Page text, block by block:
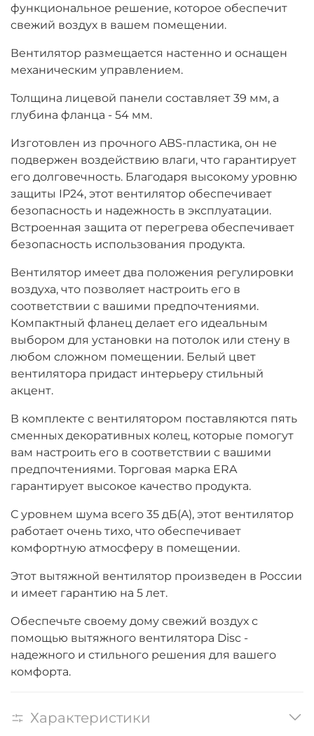
функциональное решение, которое обеспечит
свежий воздух в вашем помещении.
Вентилятор размещается настенно и оснащен
механическим управлением.
Толщина лицевой панели составляет 39 мм, а
глубина фланца - 54 мм.
Изготовлен из прочного ABS-пластика, он не
подвержен воздействию влаги, что гарантирует
его долговечность. Благодаря высокому уровню
защиты IP24, этот вентилятор обеспечивает
безопасность и надежность в эксплуатации.
Встроенная защита от перегрева обеспечивает
безопасность использования продукта.
Вентилятор имеет два положения регулировки
воздуха, что позволяет настроить его в
соответствии с вашими предпочтениями.
Компактный фланец делает его идеальным
выбором для установки на потолок или стену в
любом сложном помещении. Белый цвет
вентилятора придаст интерьеру стильный
акцент.
В комплекте с вентилятором поставляются пять
сменных декоративных колец, которые помогут
вам настроить его в соответствии с вашими
предпочтениями. Торговая марка ERA
гарантирует высокое качество продукта.
С уровнем шума всего 35 дБ(A), этот вентилятор
работает очень тихо, что обеспечивает
комфортную атмосферу в помещении.
Этот вытяжной вентилятор произведен в России
и имеет гарантию на 5 лет.
Обеспечьте своему дому свежий воздух с
помощью вытяжного вентилятора Disc -
надежного и стильного решения для вашего
комфорта.
Характеристики